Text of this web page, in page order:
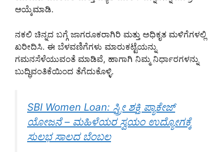
ಆಯ್ಕೆಮಾಡಿ.
ನಕಲಿ ಚಿನ್ನದ ಬಗ್ಗೆ ಜಾಗರೂಕರಾಗಿರಿ ಮತ್ತು ಅಧಿಕೃತ ಮಳಿಗೆಗಳಲ್ಲಿ
ಖರೀದಿಸಿ. ಈ ಬೆಳವಣಿಗೆಗಳು ಮಾರುಕಟ್ಟೆಯನ್ನು
ಗಮನಸೆಳೆಯುವಂತೆ ಮಾಡಿವೆ, ಹಾಗಾಗಿ ನಿಮ್ಮ ನಿರ್ಧಾರಗಳನ್ನು
ಬುದ್ಧಿವಂತಿಕೆಯಿಂದ ತೆಗೆದುಕೊಳ್ಳಿ.
SBI Women Loan: ಸ್ತ್ರೀ ಶಕ್ತಿ ಪ್ಯಾಕೇಜ್
ಯೋಜನೆ – ಮಹಿಳೆಯರ ಸ್ವಯಂ ಉದ್ಯೋಗಕ್ಕೆ
ಸುಲಭ ಸಾಲದ ಬೆಂಬಲ